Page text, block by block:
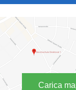
Carica